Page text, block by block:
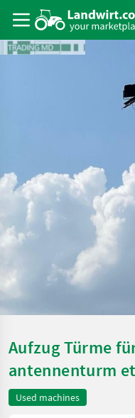
Aufzug Türme
antennenturm
Used machines